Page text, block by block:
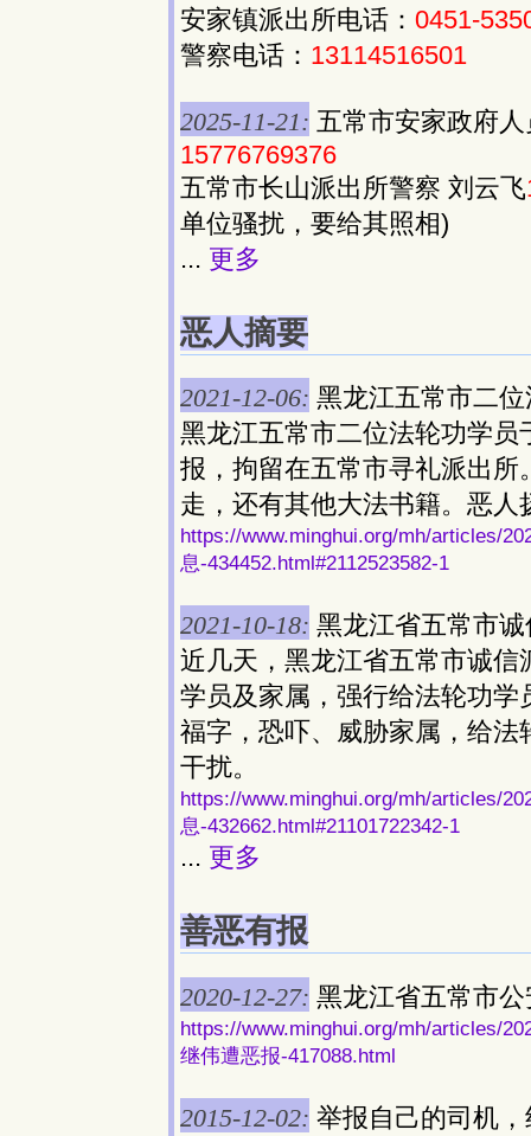
安家镇派出所电话： 0451-
警察电话： 13114516501
2025-11-21: 五常市安家政府
15776769376
五常市长山派出所警察 刘云飞
单位骚扰，要给其照相)
... 更多
恶人摘要
2021-12-06: 黑龙江五常市二
黑龙江五常市二位法轮功学
报，拘留在五常市寻礼派出
走，还有其他大法书籍。恶人
https://www.minghui.org/mh/articles/
息-434452.html#2112523582-1
2021-10-18: 黑龙江省五常市
近几天，黑龙江省五常市诚
学员及家属，强行给法轮功
福字，恐吓、威胁家属，给
干扰。
https://www.minghui.org/mh/articles/
息-432662.html#21101722342-1
... 更多
善恶有报
2020-12-27: 黑龙江省五常市
https://www.minghui.org/mh/articles/
继伟遭恶报-417088.html
2015-12-02: 举报自己的司机